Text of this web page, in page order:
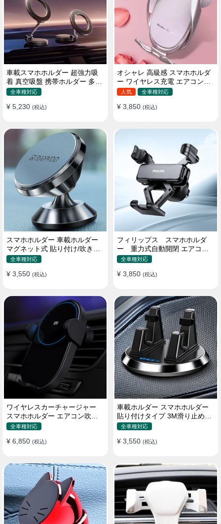
車載スマホホルダー 超強力吸
着 真空吸盤 携帯ホルダー 多角
度調整 360°回転な台座 車用ホ
カー用品 全機種対応
全車種対応
¥ 5,230 (税込)
オシャレ 高級感 スマホホルダ
ー ワイヤレス充電 エアコン吹
き出し口/ 吸盤タイプ 女性
人気 全車種対応
¥ 3,850 (税込)
スマホホルダー 車載ホルダー
マグネット式 貼り付け/吹き出
し口 合金 多機種対応
全車種対応
¥ 3,550 (税込)
フィリップス スマホホルダ
ー 重力式自動開閉 エアコン
吹き出し口用 クリップ式 車
全車種対応
¥ 3,850 (税込)
ワイヤレスカーチャージャー
スマホホルダー エアコン吹き
出し口/ 貼り付け
全車種対応
¥ 6,850 (税込)
車載ホルダー スマホホルダー
貼り付けタイプ 3M滑り止めシ
リコンパッド 全機種
全車種対応
¥ 3,550 (税込)